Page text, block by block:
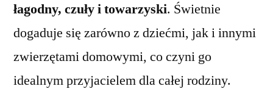
łagodny, czuły i towarzyski. Świetnie
dogaduje się zarówno z dziećmi, jak i innymi
zwierzętami domowymi, co czyni go
idealnym przyjacielem dla całej rodziny.